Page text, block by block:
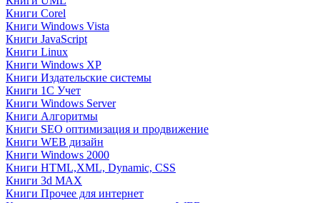
Книги Corel
Книги Windows Vista
Книги JavaScript
Книги Linux
Книги Windows XP
Книги Издательские системы
Книги 1C Учет
Книги Windows Server
Книги Алгоритмы
Книги SEO оптимизация и продвижение
Книги WEB дизайн
Книги Windows 2000
Книги HTML,XML, Dynamic, CSS
Книги 3d MAX
Книги Прочее для интернет